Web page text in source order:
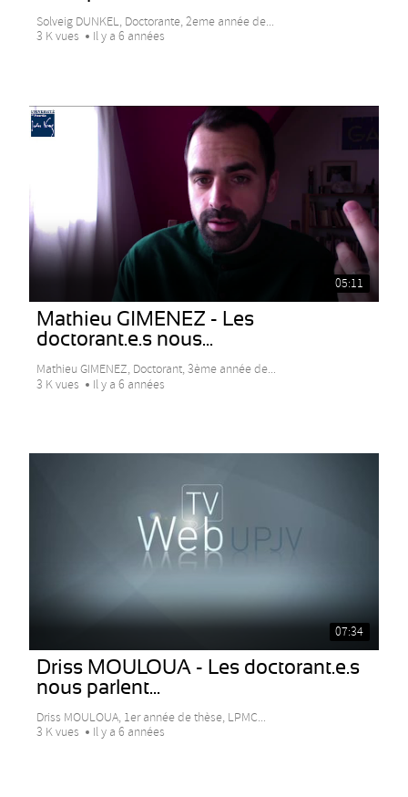
Solveig DUNKEL, Doctorante, 2eme année de...
3 K vues
Il y a 6 années
05:11
Mathieu GIMENEZ - Les
doctorant.e.s nous...
Mathieu GIMENEZ, Doctorant, 3ème année de...
3 K vues
Il y a 6 années
07:34
Driss MOULOUA - Les doctorant.e.s
nous parlent...
Driss MOULOUA, 1er année de thèse, LPMC...
3 K vues
Il y a 6 années